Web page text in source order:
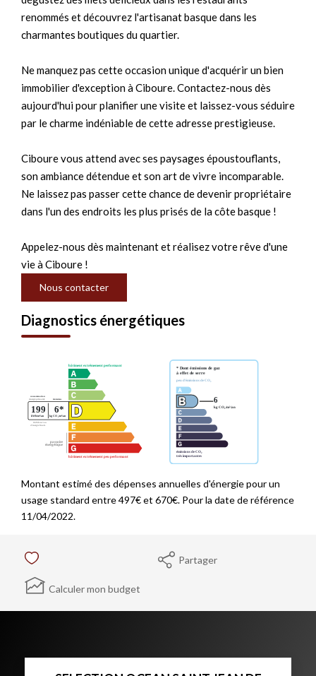
renommés et découvrez l'artisanat basque dans les
charmantes boutiques du quartier.
Ne manquez pas cette occasion unique d'acquérir un bien
immobilier d'exception à Ciboure. Contactez-nous dès
aujourd'hui pour planifier une visite et laissez-vous séduire
par le charme indéniable de cette adresse prestigieuse.
Ciboure vous attend avec ses paysages époustouflants,
son ambiance détendue et son art de vivre incomparable.
Ne laissez pas passer cette chance de devenir propriétaire
dans l'un des endroits les plus prisés de la côte basque !
Appelez-nous dès maintenant et réalisez votre rêve d'une
vie à Ciboure !
Nous contacter
Diagnostics énergétiques
Montant estimé des dépenses annuelles d'énergie pour un
usage standard entre 497€ et 670€. Pour la date de référence
11/04/2022.
Partager
Calculer mon budget